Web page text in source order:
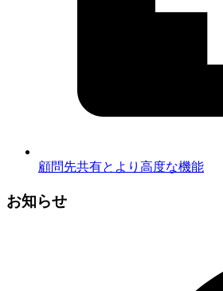
顧問先共有とより高度な機能
お知らせ